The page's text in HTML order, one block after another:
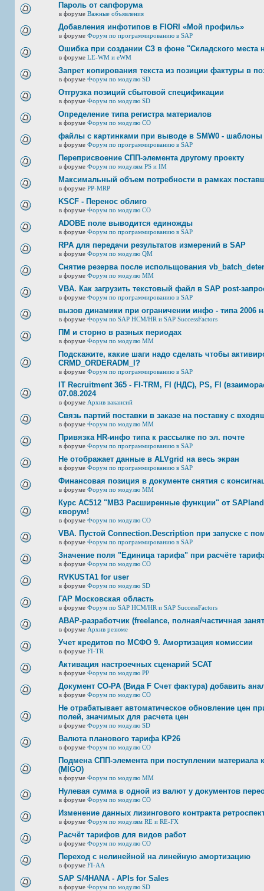
Пароль от сапфорума
в форуме Важные объявления
Добавления инфотипов в FIORI «Мой профиль»
в форуме Форум по программированию в SAP
Ошибка при создании СЗ в фоне "Складского места
в форуме LE-WM и eWM
Запрет копирования текста из позиции фактуры в
в форуме Форум по модулю SD
Отгрузка позиций сбытовой спецификации
в форуме Форум по модулю SD
Определение типа регистра материалов
в форуме Форум по модулю СО
файлы с картинками при выводе в SMW0 - шаблоны
в форуме Форум по программированию в SAP
Переприсвоение СПП-элемента другому проекту
в форуме Форум по модулям PS и IM
Максимальный объем потребности в рамках
в форуме PP-MRP
KSCF - Перенос облиго
в форуме Форум по модулю СО
ADOBE поле выводится единожды
в форуме Форум по программированию в SAP
RPA для передачи результатов измерений в SAP
в форуме Форум по модулю QM
Снятие резерва после испольщования
в форуме Форум по модулю ММ
VBA. Как загрузить текстовый файл в SAP post-
в форуме Форум по программированию в SAP
вызов динамики при ограничении инфо - типа 2006
в форуме Форум по SAP HCM/HR и SAP SuccessFactors
ПМ и сторно в разных периодах
в форуме Форум по модулю ММ
Подскажите, какие шаги надо сделать чтобы
CRMD_ORDERADM_I?
в форуме Форум по программированию в SAP
IT Recruitment 365 - FI-TRM, FI (НДС), PS, FI
07.08.2024
в форуме Архив вакансий
Связь партий поставки в заказе на поставку с
в форуме Форум по модулю ММ
Привязка HR-инфо типа к рассылке по эл. почте
в форуме Форум по программированию в SAP
Не отображает данные в ALVgrid на весь экран
в форуме Форум по программированию в SAP
Финансовая позиция в документе снятия с
в форуме Форум по модулю ММ
Курс AC512 "МВЗ Расширенные функции" от
кворум!
в форуме Форум по модулю СО
VBA. Пустой Connection.Description при запуске с
в форуме Форум по программированию в SAP
Значение поля "Единица тарифа" при расчёте
в форуме Форум по модулю СО
RVKUSTA1 for user
в форуме Форум по модулю SD
ГАР Московская область
в форуме Форум по SAP HCM/HR и SAP SuccessFactors
ABAP-разработчик (freelance, полная/частичная
в форуме Архив резюме
Учет кредитов по МСФО 9. Амортизация комиссии
в форуме FI-TR
Активация настроечных сценарий SCAT
в форуме Форум по модулю РР
Документ CO-PA (Вида F Счет фактура) добавить
в форуме Форум по модулю СО
Не отрабатывает автоматическое обновление цен
полей, значимых для расчета цен
в форуме Форум по модулю SD
Валюта планового тарифа KP26
в форуме Форум по модулю СО
Подмена СПП-элемента при поступлении материала к
(MIGO)
в форуме Форум по модулю ММ
Нулевая сумма в одной из валют у документов
в форуме Форум по модулю СО
Изменение данных лизингового контракта
в форуме Форум по модулям RE и RE-FX
Расчёт тарифов для видов работ
в форуме Форум по модулю СО
Переход с нелинейной на линейную амортизацию
в форуме FI-AA
SAP S/4HANA - APIs for Sales
в форуме Форум по модулю SD